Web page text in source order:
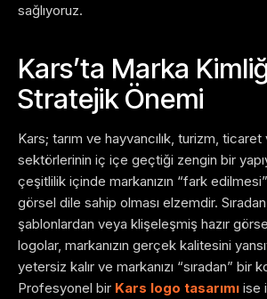
sağlıyoruz.
Kars’ta Marka
Stratejik Önemi
Kars; tarım ve hayvancılık, turizm,
sektörlerinin iç içe geçtiği zengin bir
çeşitlilik içinde markanızın “fark
görsel dile sahip olması elzemdir.
şablonlardan veya klişeleşmiş hazır
logolar, markanızın gerçek kalitesini
yetersiz kalır ve markanızı “sıradan” bir
Profesyonel bir Kars logo tasarımı ise